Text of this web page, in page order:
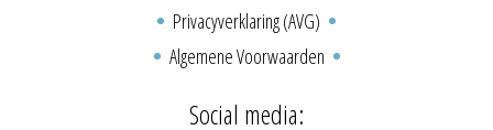
Privacyverklaring (AVG)
Algemene Voorwaarden
Social media: